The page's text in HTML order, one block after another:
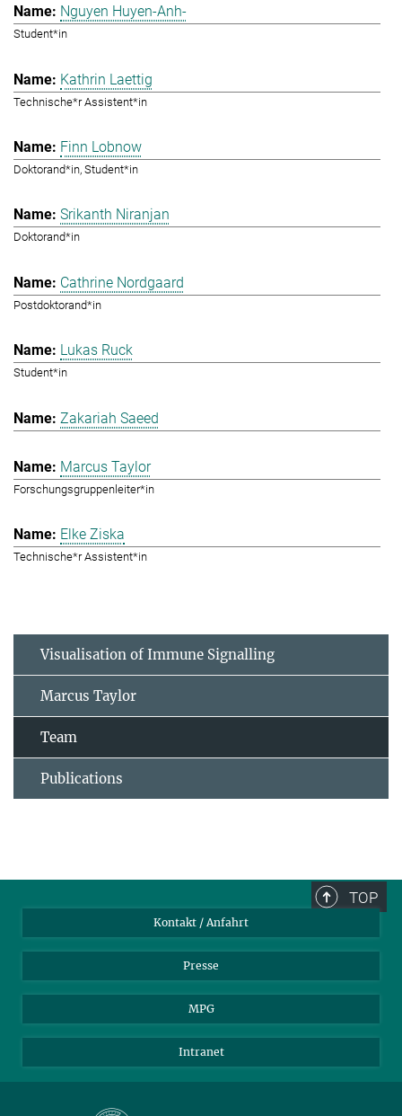
Nguyen Huyen-Anh-
Student*in
Kathrin Laettig
Technische*r Assistent*in
Finn Lobnow
Doktorand*in, Student*in
Srikanth Niranjan
Doktorand*in
Cathrine Nordgaard
Postdoktorand*in
Lukas Ruck
Student*in
Zakariah Saeed
Marcus Taylor
Forschungsgruppenleiter*in
Elke Ziska
Technische*r Assistent*in
Visualisation of Immune Signalling
Marcus Taylor
Team
Publications
TOP
Kontakt / Anfahrt
Presse
MPG
Intranet